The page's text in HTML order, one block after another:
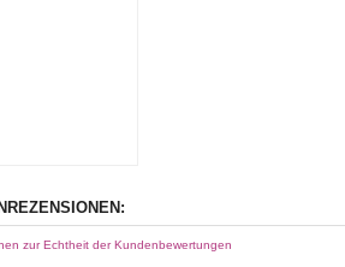
zur Echtheit der Kundenbewertungen